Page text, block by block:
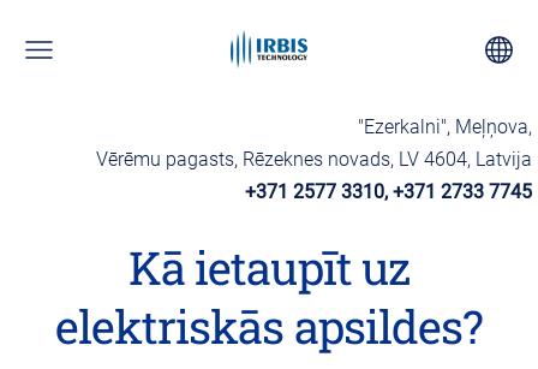
"Ezerkalni", Meļņova,
Vērēmu pagasts, Rēzeknes novads, LV 4604, Latvija
+371 2577 3310, +371 2733 7745
Kā ietaupīt uz
elektriskās apsildes?